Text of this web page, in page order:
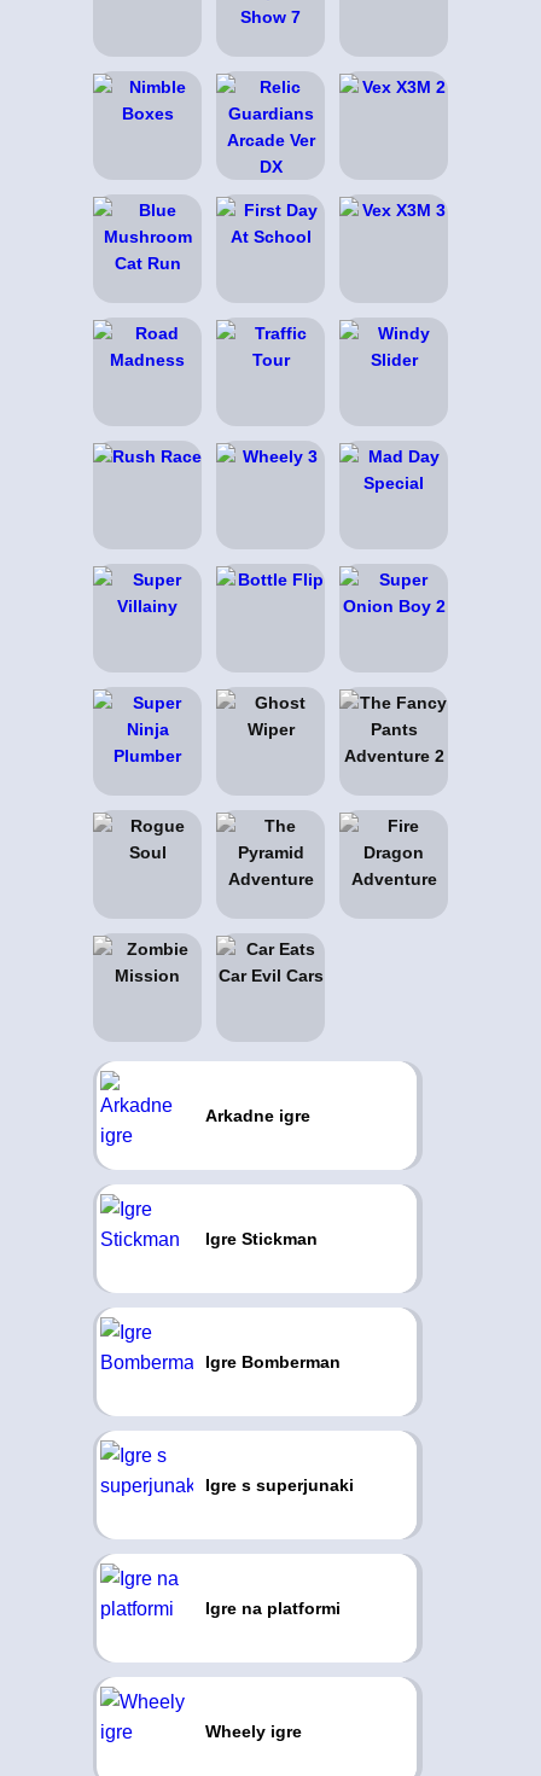
Arkadne igre
Igre Stickman
Igre Bomberman
Igre s superjunaki
Igre na platformi
Wheely igre